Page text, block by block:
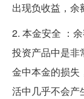
出现负收益，余
2. 本金安全 ：
投资产品中是非
金中本金的损失
活中几乎不会产